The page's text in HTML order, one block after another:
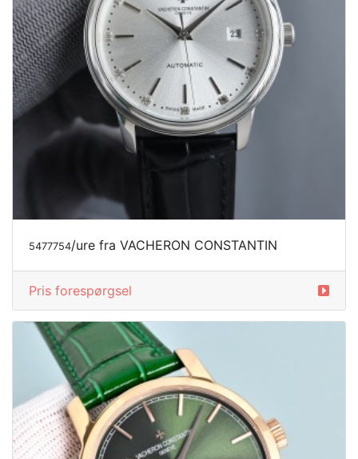
5477754/ure fra VACHERON CONSTANTIN
Pris forespørgsel